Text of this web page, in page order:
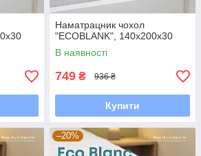
Наматрацник чохол
"ECOBLANK", 140x200x30
В наявності
749 ₴ 936 ₴
Купити
–20%